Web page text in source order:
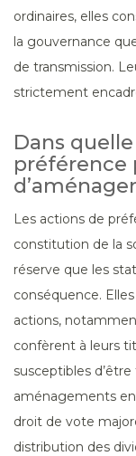
ordinaires, elles
la gouvernance
de transmission.
strictement
Dans
préférence
Les actions de
constitution de la
réserve que les
conséquence.
actions,
confèrent à leurs
susceptibles
aménagements
droit de vote
distribution des